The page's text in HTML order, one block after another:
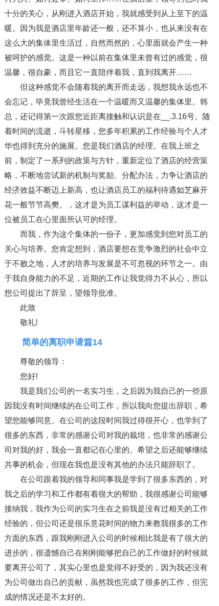
十分的关心，从刚进入酒店开始，我就感受到从上至下的温
暖。因为我是酒店里年龄还一般，还不算小，也从来没有在
这么大的集体里生活过，自然而然的，心里面就会产生一种
被呵护的感觉。这是一种以前在集体里未曾有过的感觉，很
温馨，很自豪，而且它一直陪伴着我，直到我离开……
但这种感觉不会随着我的离开而走远，我想我永远也不
会忘记，毕竟我曾经生活在一个温暖而又温馨的集体里。韩
总，还记得第一次跟您近距离接触和认识是在__.3.16号。随
着时间的流逝，斗转星移，您多年积累的工作经验与个人才
华也得到充分的施展。您是我们酒店的经理。在我上班之
前，制定了一系列的政策与方针，重新定位了酒店的经营策
略，不断地尝试新的机制与奖励、分配办法，力争让酒店的
经济效益不断迈上新高，也让酒店员工的福利待遇如芝麻开
花一般节节高樊。，这才是为员工谋利益的举动，这才是一
位被员工在心里面所认可的经理。
而我，作为这个集体的一份子，更加感觉到您对员工的
关心与培养。您肯定想到，酒店要想在竞争激烈的社会中立
于不败之地，人才的培养与发展是不可忽视的环节之一。由
于我自身能力的不足，近期的工作让我觉得力不从心，所以
想公司提出了辞呈，望领导批准。
此致
敬礼!
简单的离职申请篇14
尊敬的领导：
您好!
我是我们公司的一名实习生，之后因为我自己的一些原
因我没有时间继续的在公司工作，所以我向您提出辞职，希
望您能够同意。在公司的这段时间我过得很开心，也学到了
很多的东西，非常的感谢公司对我的栽培，也非常的感谢公
司对我的好，我会一直都记在心里的。希望之后还能够继续
共事的机会，但现在我也是没有其他的办法只能辞职了。
在公司跟着我的领导和同事我是学到了很多东西的，对
我之后的学习和工作都有着很大的帮助，我很感谢公司能够
接纳我，我作为公司的实习生在之前我是没有过相关的工作
经验的，但公司还是很乐意花时间的物力来教我很多的工作
方面的东西，跟我刚刚进入公司的时候相比我是有了很大的
进步的，很遗憾自己在刚刚能够把自己的工作做好的时候就
要离开公司了，其实心里也是觉得不好受的，因为我还没有
为公司做出自己的贡献，虽然我也完成了很多的工作，但完
成的情况还是不太好的。